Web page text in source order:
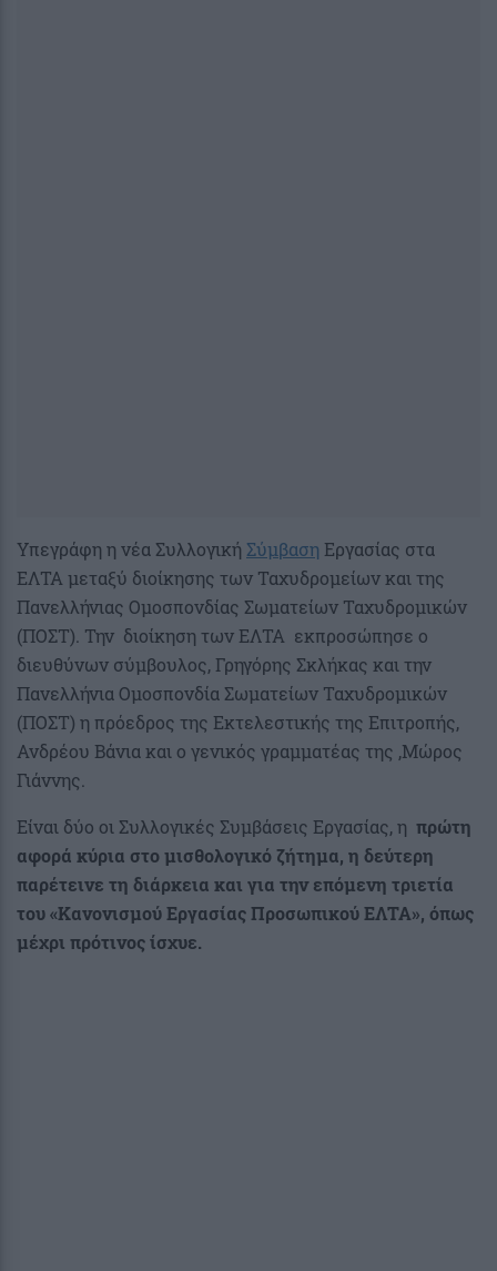
Υπεγράφη η νέα Συλλογική Σύμβαση Εργασίας στα
ΕΛΤΑ μεταξύ διοίκησης των Ταχυδρομείων και της
Πανελλήνιας Ομοσπονδίας Σωματείων Ταχυδρομικών
(ΠΟΣΤ). Την διοίκηση των ΕΛΤΑ εκπροσώπησε ο
διευθύνων σύμβουλος, Γρηγόρης Σκλήκας και την
Πανελλήνια Ομοσπονδία Σωματείων Ταχυδρομικών
(ΠΟΣΤ) η πρόεδρος της Εκτελεστικής της Επιτροπής,
Ανδρέου Βάνια και ο γενικός γραμματέας της ,Μώρος
Γιάννης.
Είναι δύο οι Συλλογικές Συμβάσεις Εργασίας, η πρώτη
αφορά κύρια στο μισθολογικό ζήτημα, η δεύτερη
παρέτεινε τη διάρκεια και για την επόμενη τριετία
του «Κανονισμού Εργασίας Προσωπικού ΕΛΤΑ», όπως
μέχρι πρότινος ίσχυε.